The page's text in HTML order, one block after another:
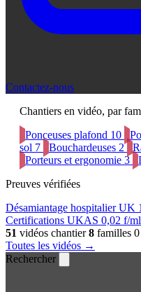
Contactez-nous
Chantiers en vidéo, par
Ponceuses plafond 10
sol 7 Bouchardeuses 2
Porteurs et ergonomie 3
Preuves vérifiées
Désamiantage hospitalier UK
Certifications UKAS 0,02 f/
51 vidéos chantier8 familles
Toutes les vidéos →
Rechercher